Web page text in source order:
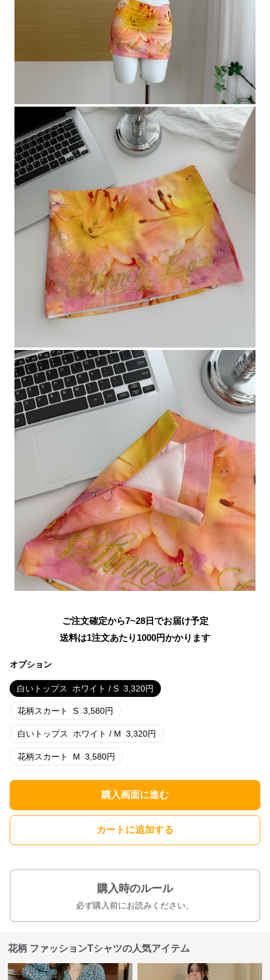
ご注文確定から7~28日でお届け予定
送料は1注文あたり 1000円かかります
オプション
白いトップス ホワイト / S 3,320円
花柄スカート S 3,580円
白いトップス ホワイト / M 3,320円
花柄スカート M 3,580円
購入画面に進む
カートに追加する
購入時のルール
必ず購入前にお読みください。
花柄 ファッションTシャツの人気アイテム